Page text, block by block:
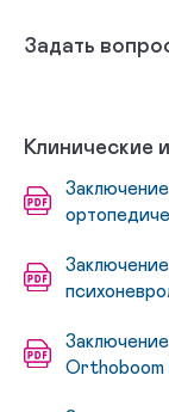
Задать
Клинические